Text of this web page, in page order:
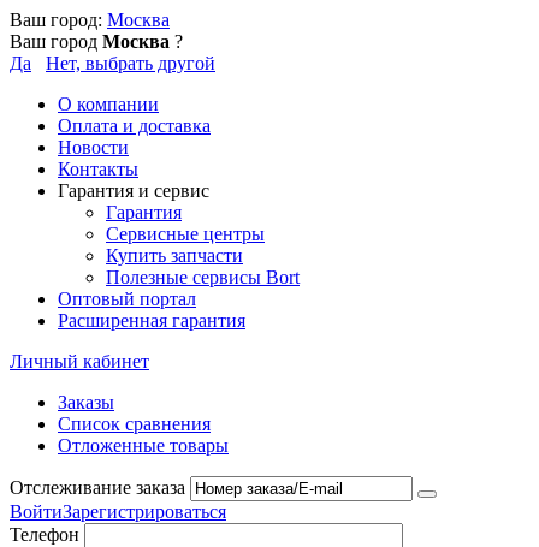
Ваш город: Москва
Ваш город Москва ?
Да
Нет, выбрать другой
О компании
Оплата и доставка
Новости
Контакты
Гарантия и сервис
Гарантия
Сервисные центры
Купить запчасти
Полезные сервисы Bort
Оптовый портал
Расширенная гарантия
Личный кабинет
Заказы
Список сравнения
Отложенные товары
Отслеживание заказа
ВойтиЗарегистрироваться
Телефон